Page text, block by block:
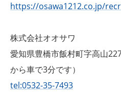
https://osawa1212.co.jp/
株式会社オオサワ
愛知県豊橋市飯村町字高山
から車で3分です）
tel:0532-35-7493